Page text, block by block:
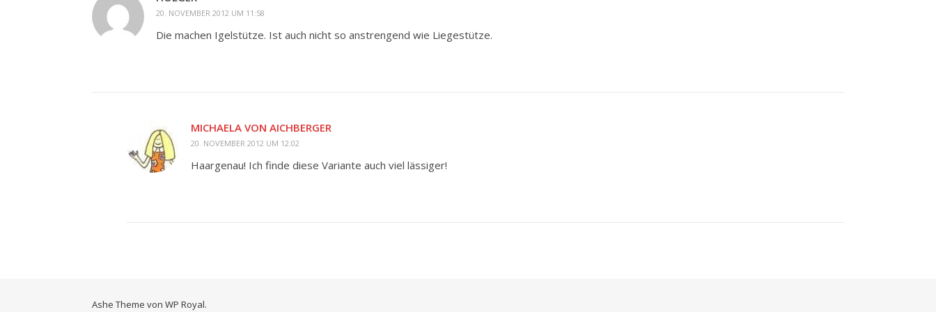
20. NOVEMBER 2012 UM 11:58
Die machen Igelstütze. Ist auch nicht so anstrengend wie Liegestütze.
MICHAELA VON AICHBERGER
20. NOVEMBER 2012 UM 12:02
Haargenau! Ich finde diese Variante auch viel lässiger!
Ashe Theme von WP Royal.